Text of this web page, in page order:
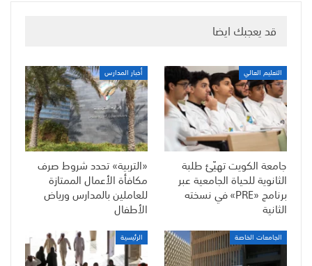
قد يعجبك ايضا
التعليم العالي
جامعة الكويت تهيّئ طلبة
الثانوية للحياة الجامعية عبر
برنامج «PRE» في نسخته
الثانية
أخبار المدارس
«التربية» تحدد شروط صرف
مكافأة الأعمال الممتازة
للعاملين بالمدارس ورياض
الأطفال
الجامعات الخاصة الرئيسية